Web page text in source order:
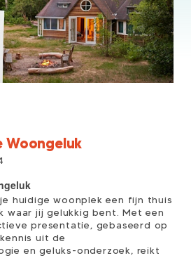
Woongeluk
huidige woonplek een fijn thuis
waar jij gelukkig bent. Met een
presentatie, gebaseerd op
uit de
en geluks-onderzoek, reikt